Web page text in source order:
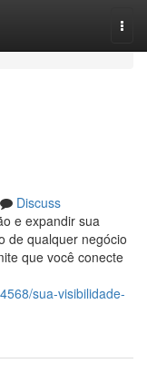
Discuss
e expandir sua
de qualquer negócio
que você conecte
sua-visibilidade-